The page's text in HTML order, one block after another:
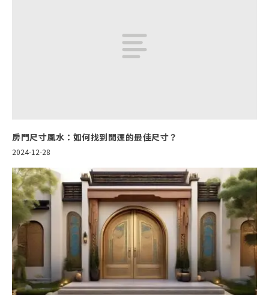
房門尺寸風水：如何找到開運的最佳尺寸？
2024-12-28